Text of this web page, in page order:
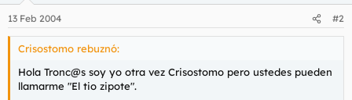
13 Feb 2004 #2
Crisostomo rebuznó:
Hola Tronc@s soy yo otra vez Crisostomo pero ustedes pueden
llamarme "El tio zipote".